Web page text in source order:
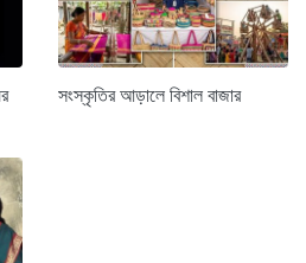
সংস্কৃতির আড়ালে বিশাল বাজার